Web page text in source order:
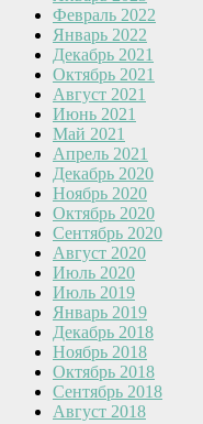
Февраль 2022
Январь 2022
Декабрь 2021
Октябрь 2021
Август 2021
Июнь 2021
Май 2021
Апрель 2021
Декабрь 2020
Ноябрь 2020
Октябрь 2020
Сентябрь 2020
Август 2020
Июль 2020
Июль 2019
Январь 2019
Декабрь 2018
Ноябрь 2018
Октябрь 2018
Сентябрь 2018
Август 2018